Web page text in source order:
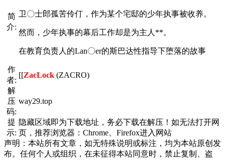
简
介:
卫〇士郎孤苦伶仃，作为某个宅邸的少年执事被收养。
然而，少年执事的幕后工作却是为主人**。
在教育负责人的Lan〇er的斯巴达性指导下堕落的故事
作
者:
[[ZacLock (ZACRO)
解
压
码:
way29.top
提
示:
隐藏区域即为下载地址，务必下载在解压！如无法打开网
页，推荐浏览器：Chrome、Firefox进入网站
声明：本站所有文章，如无特殊说明或标注，均为本站原创发
布。任何个人或组织，在未征得本站同意时，禁止复制、盗